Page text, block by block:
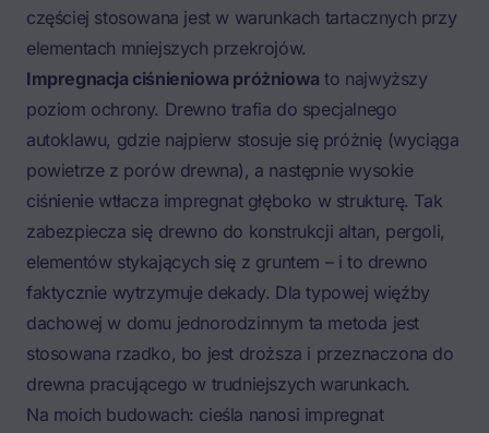
częściej stosowana jest w warunkach tartacznych przy
elementach mniejszych przekrojów.
Impregnacja ciśnieniowa próżniowa to najwyższy
poziom ochrony. Drewno trafia do specjalnego
autoklawu, gdzie najpierw stosuje się próżnię (wyciąga
powietrze z porów drewna), a następnie wysokie
ciśnienie wtłacza impregnat głęboko w strukturę. Tak
zabezpiecza się drewno do konstrukcji altan, pergoli,
elementów stykających się z gruntem – i to drewno
faktycznie wytrzymuje dekady. Dla typowej więźby
dachowej w domu jednorodzinnym ta metoda jest
stosowana rzadko, bo jest droższa i przeznaczona do
drewna pracującego w trudniejszych warunkach.
Na moich budowach: cieśla nanosi impregnat